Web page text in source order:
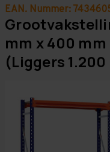
EAN. Nummer:
mm x 400
(Liggers